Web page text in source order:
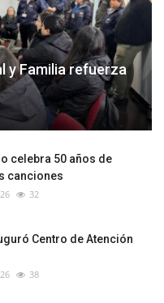
y Familia refuerza
celebra 50 años de
canciones
32
Centro de Atención
38